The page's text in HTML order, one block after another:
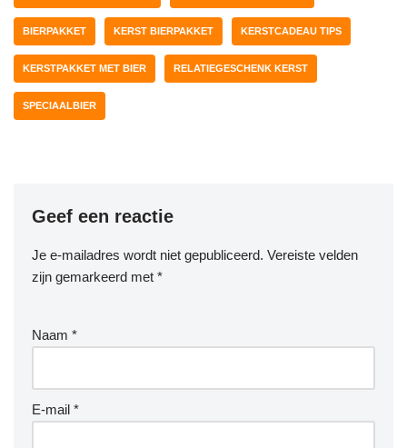
BIERPAKKET KERST BIERPAKKET KERSTCADEAU TIPS
KERSTPAKKET MET BIER RELATIEGESCHENK KERST
SPECIAALBIER
Geef een reactie
Je e-mailadres wordt niet gepubliceerd. Vereiste velden
zijn gemarkeerd met *
Naam *
E-mail *